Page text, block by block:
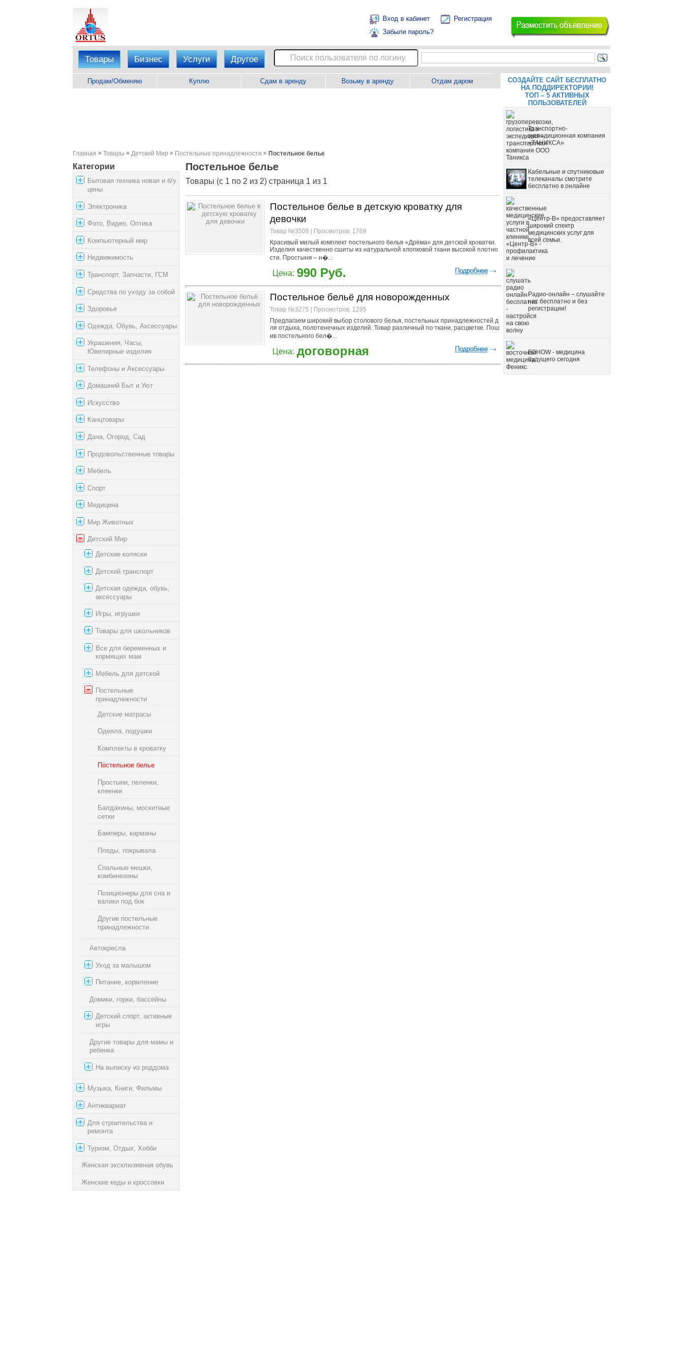
Вход в кабинет
Регистрация
Забыли пароль?
Товары Бизнес Услуги Другое
Продам/Обменяю Куплю Сдам в аренду Возьму в аренду Отдам даром
Главная » Товары » Детский Мир » Постельные принадлежности » Постельное белье
Категории
Бытовая техника новая и б/у
цены
Электроника
Фото, Видео, Оптика
Компьютерный мир
Недвижимость
Транспорт, Запчасти, ГСМ
Средства по уходу за собой
Здоровье
Одежда, Обувь, Аксессуары
Украшения, Часы,
Ювелирные изделия
Телефоны и Аксессуары
Домашний Быт и Уют
Искусство
Канцтовары
Дача, Огород, Сад
Продовольственные товары
Мебель
Спорт
Медицина
Мир Животных
Детский Мир
Детские коляски
Детский транспорт
Детская одежда, обувь,
аксессуары
Игры, игрушки
Товары для школьников
Все для беременных и
кормящих мам
Мебель для детской
Постельные
принадлежности
Детские матрасы
Одеяла, подушки
Комплекты в кроватку
Постельное белье
Простыни, пеленки,
клеенки
Балдахины, москитные
сетки
Бамперы, карманы
Пледы, покрывала
Спальные мешки,
комбинезоны
Позиционеры для сна и
валики под бок
Другие постельные
принадлежности
Автокресла
Уход за малышом
Питание, кормление
Домики, горки, бассейны
Детский спорт, активные
игры
Другие товары для мамы и
ребенка
На выписку из роддома
Музыка, Книги, Фильмы
Антиквариат
Для строительства и
ремонта
Туризм, Отдых, Хобби
Женская эксклюзивная обувь
Женские кеды и кроссовки
Постельное белье
Товары (с 1 по 2 из 2) страница 1 из 1
Постельное белье в детскую кроватку для
девочки
Товар №3508 | Просмотров: 1769
Красивый милый комплект постельного белья «Дрёма» для детской кроватки.
Изделия качественно сшиты из натуральной хлопковой ткани высокой плотно
сти. Простыня – н�...
Цена: 990 Руб.
Постельное бельё для новорожденных
Товар №3275 | Просмотров: 1295
Предлагаем широкий выбор столового белья, постельных принадлежностей д
ля отдыха, полотенечных изделий. Товар различный по ткани, расцветке. Пош
ив постельного бел�...
Цена: договорная
СОЗДАЙТЕ САЙТ БЕСПЛАТНО
НА ПОДДИРЕКТОРИИ!
ТОП – 5 АКТИВНЫХ
ПОЛЬЗОВАТЕЛЕЙ
Транспортно-
экспедиционная компания
«ТАНИКСА»
Кабельные и спутниковые
телеканалы смотрите
бесплатно в онлайне
«Центр-В» предоставляет
широкий спектр
медицинских услуг для
всей семьи.
Радио-онлайн – слушайте
нас бесплатно и без
регистрации!
FOHOW - медицина
будущего сегодня